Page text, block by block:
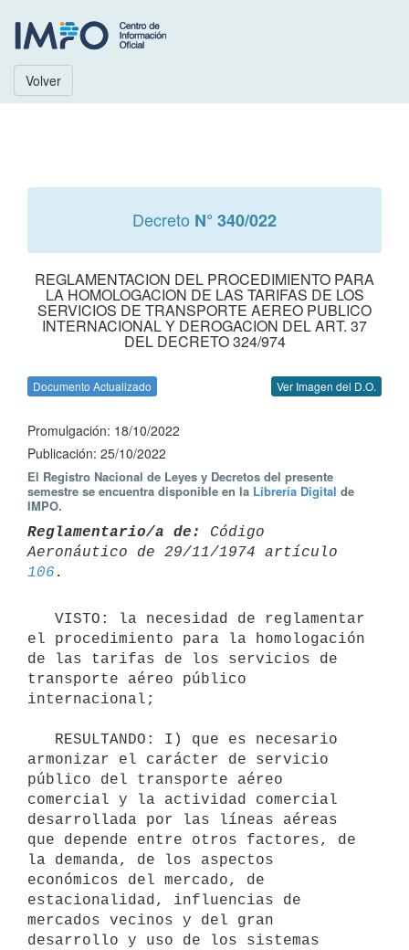
Volver
Decreto N° 340/022
REGLAMENTACION DEL PROCEDIMIENTO PARA
LA HOMOLOGACION DE LAS TARIFAS DE LOS
SERVICIOS DE TRANSPORTE AEREO PUBLICO
INTERNACIONAL Y DEROGACION DEL ART. 37
DEL DECRETO 324/974
Documento Actualizado Ver Imagen del D.O.
Promulgación: 18/10/2022
Publicación: 25/10/2022
El Registro Nacional de Leyes y Decretos del presente
semestre se encuentra disponible en la Librería Digital de
IMPO.
Reglamentario/a de:
Código
106
el procedimiento para la homologación
de las tarifas de los servicios de
transporte aéreo público
internacional;
armonizar el carácter de servicio
público del transporte aéreo
comercial y la actividad comercial
desarrollada por las líneas aéreas
que depende entre otros factores, de
la demanda, de los aspectos
económicos del mercado, de
estacionalidad, influencias de
mercados vecinos y del gran
desarrollo y uso de los sistemas